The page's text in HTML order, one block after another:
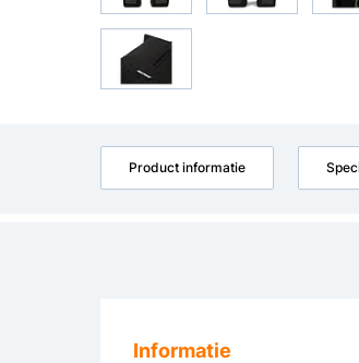
Product informatie
Informatie